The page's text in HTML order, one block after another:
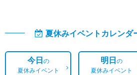
夏休みイベントカレンダ
今日の
夏休みイベント
明日の
夏休みイベント